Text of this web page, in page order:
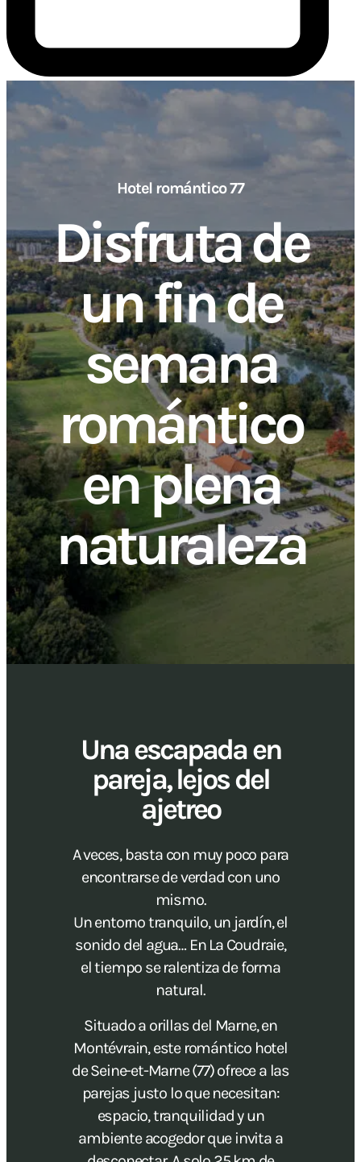
Hotel romántico 77
Disfruta de
un fin de
semana
romántico
en plena
naturaleza
Una escapada en
pareja, lejos del
ajetreo
A veces, basta con muy poco para
encontrarse de verdad con uno
mismo.
Un entorno tranquilo, un jardín, el
sonido del agua… En La Coudraie,
el tiempo se ralentiza de forma
natural.
Situado a orillas del Marne, en
Montévrain, este romántico hotel
de Seine-et-Marne (77) ofrece a las
parejas justo lo que necesitan:
espacio, tranquilidad y un
ambiente acogedor que invita a